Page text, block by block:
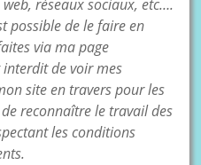
réseaux sociaux, etc….
possible de le faire en
via ma page
de voir mes
site en travers pour les
reconnaître le travail des
les conditions